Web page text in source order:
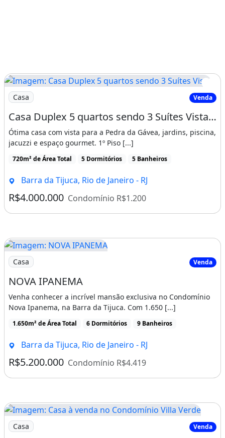
Ano De Construção: 1998
Imóvel mobiliado
Guarda roupa
Piscina
Varanda
Área de serviço
Imagem: Casa Duplex 5 quartos sendo 3 Suítes Vista
Casa Venda
Casa Duplex 5 quartos sendo 3 Suítes Vista Pedra da Gávea no Coração da Barra da
Ótima casa com vista para a Pedra da Gávea, jardins, piscina,
jacuzzi e espaço gourmet. 1º Piso [...]
720m² de Área Total 5 Dormitórios 5 Banheiros
Barra da Tijuca, Rio de Janeiro - RJ
R$4.000.000 Condomínio R$1.200
Imagem: NOVA IPANEMA
Casa Venda
NOVA IPANEMA
Venha conhecer a incrível mansão exclusiva no Condomínio
Nova Ipanema, na Barra da Tijuca. Com 1.650 [...]
1.650m² de Área Total 6 Dormitórios 9 Banheiros
Barra da Tijuca, Rio de Janeiro - RJ
R$5.200.000 Condomínio R$4.419
Imagem: Casa à venda no Condomínio Villa Verde
Casa Venda